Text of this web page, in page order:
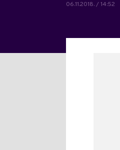
06.11.2018. / 14:52